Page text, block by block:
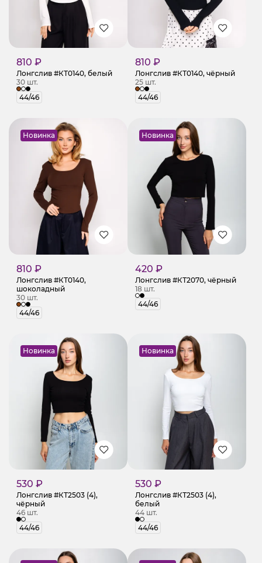
810 ₽
Лонгслив #КТ0140, белый
30 шт.
44/46
810 ₽
Лонгслив #КТ0140, чёрный
25 шт.
44/46
Новинка
810 ₽
Лонгслив #КТ0140,
шоколадный
30 шт.
44/46
Новинка
420 ₽
Лонгслив #КТ2070, чёрный
18 шт.
44/46
Новинка
530 ₽
Лонгслив #КТ2503 (4),
чёрный
46 шт.
44/46
Новинка
530 ₽
Лонгслив #КТ2503 (4),
белый
44 шт.
44/46